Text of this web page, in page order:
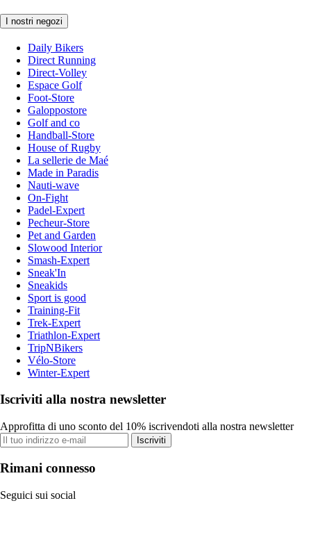
I nostri negozi
Daily Bikers
Direct Running
Direct-Volley
Espace Golf
Foot-Store
Galoppostore
Golf and co
Handball-Store
House of Rugby
La sellerie de Maé
Made in Paradis
Nauti-wave
On-Fight
Padel-Expert
Pecheur-Store
Pet and Garden
Slowood Interior
Smash-Expert
Sneak'In
Sneakids
Sport is good
Training-Fit
Trek-Expert
Triathlon-Expert
TripNBikers
Vélo-Store
Winter-Expert
Iscriviti alla nostra newsletter
Approfitta di uno sconto del 10% iscrivendoti alla nostra newsletter
Iscriviti
Rimani connesso
Seguici sui social